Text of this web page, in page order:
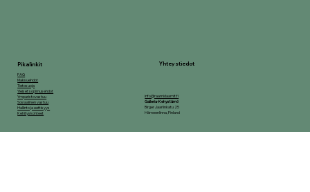
FAQ
Maksuehdot
Tietosuoja
Yleiset sopimusehdot
Ymparistovastuu
Sosiaalinen vastuu
Hallinto ja eettisyys
Kehityskohteet
Pikalinkit Yhteystiedot
info@raamidaamit.fi
Galleria-Kehystämö
Birger Jaarlinkatu 25
Hämeenlinna, Finland